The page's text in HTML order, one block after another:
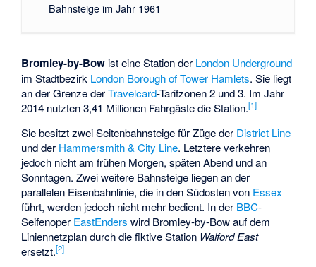
Bahnsteige im Jahr 1961
Bromley-by-Bow ist eine Station der London Underground
im Stadtbezirk London Borough of Tower Hamlets. Sie liegt
an der Grenze derTravelcard-Tarifzonen 2 und 3. Im Jahr
2014 nutzten 3,41 Millionen Fahrgäste die Station.[1]
Sie besitzt zwei Seitenbahnsteige für Züge der District Line
und der Hammersmith & City Line. Letztere verkehren
jedoch nicht am frühen Morgen, späten Abend und an
Sonntagen. Zwei weitere Bahnsteige liegen an der
parallelen Eisenbahnlinie, die in den Südosten von Essex
führt, werden jedoch nicht mehr bedient. In der BBC-
Seifenoper EastEnders wird Bromley-by-Bow auf dem
Liniennetzplan durch die fiktive Station Walford East
ersetzt.[2]